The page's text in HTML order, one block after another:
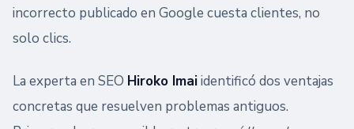
incorrecto publicado en Google cuesta clientes, no
solo clics.
La experta en SEO Hiroko Imaiidentificó dos ventajas
concretas que resuelven problemas antiguos.